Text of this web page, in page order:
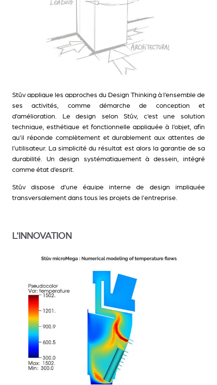
Stûv applique les approches du Design Thinking à l’ensemble de
ses activités, comme démarche de conception et
d’amélioration. Le design selon Stûv, c’est une solution
technique, esthétique et fonctionnelle appliquée à l’objet, afin
qu’il réponde complètement et durablement aux attentes de
l’utilisateur. La simplicité du résultat est alors la garantie de sa
durabilité. Un design systématiquement à dessein, intégré
comme état d’esprit.
Stûv dispose d'une équipe interne de design impliquée
transversalement dans tous les projets de l'entreprise.
L'INNOVATION